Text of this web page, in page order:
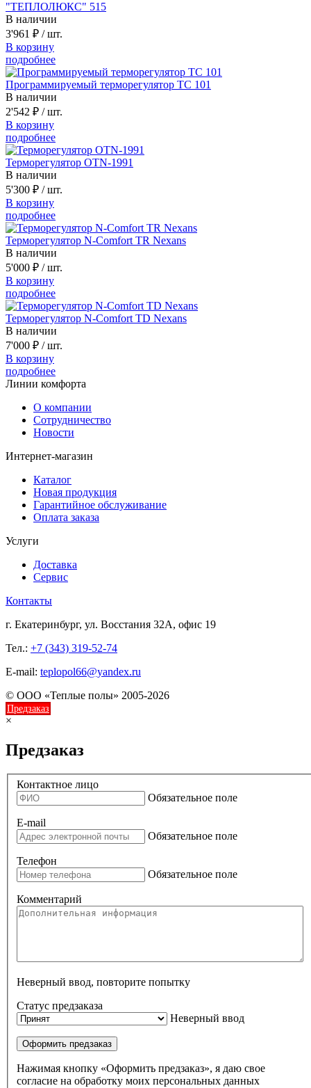
"ТЕПЛОЛЮКС" 515
В наличии
3'961 ₽ / шт.
В корзину
подробнее
Программируемый терморегулятор ТС 101
В наличии
2'542 ₽ / шт.
В корзину
подробнее
Терморегулятор OTN-1991
В наличии
5'300 ₽ / шт.
В корзину
подробнее
Терморегулятор N-Comfort TR Nexans
В наличии
5'000 ₽ / шт.
В корзину
подробнее
Терморегулятор N-Comfort TD Nexans
В наличии
7'000 ₽ / шт.
В корзину
подробнее
Линии комфорта
О компании
Сотрудничество
Новости
Интернет-магазин
Каталог
Новая продукция
Гарантийное обслуживание
Оплата заказа
Услуги
Доставка
Сервис
Контакты
г. Екатеринбург, ул. Восстания 32А, офис 19
Тел.: +7 (343) 319-52-74
E-mail: teplopol66@yandex.ru
© ООО «Теплые полы» 2005-2026
Предзаказ
×
Предзаказ
Контактное лицо
Обязательное поле
E-mail
Обязательное поле
Телефон
Обязательное поле
Комментарий
Неверный ввод, повторите попытку
Статус предзаказа
Неверный ввод
Оформить предзаказ
Нажимая кнопку «Оформить предзаказ», я даю свое
согласие на обработку моих персональных данных